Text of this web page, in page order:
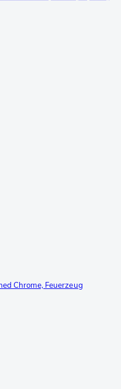
Chrome, Feuerzeug